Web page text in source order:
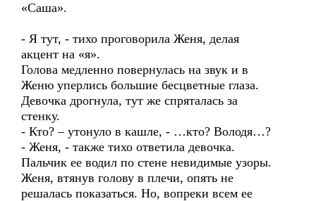
«Саша».
- Я тут, - тихо проговорила Женя, делая
акцент на «я».
Голова медленно повернулась на звук и в
Женю уперлись большие бесцветные глаза.
Девочка дрогнула, тут же спряталась за
стенку.
- Кто? – утонуло в кашле, - …кто? Володя…?
- Женя, - также тихо ответила девочка.
Пальчик ее водил по стене невидимые узоры.
Женя, втянув голову в плечи, опять не
решалась показаться. Но, вопреки всем ее